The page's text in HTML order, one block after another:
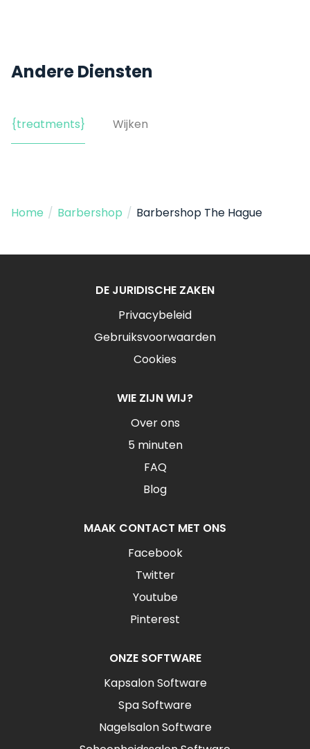
Andere Diensten
{treatments} Wijken
Home / Barbershop / Barbershop The Hague
DE JURIDISCHE ZAKEN
Privacybeleid
Gebruiksvoorwaarden
Cookies
WIE ZIJN WIJ?
Over ons
5 minuten
FAQ
Blog
MAAK CONTACT MET ONS
Facebook
Twitter
Youtube
Pinterest
ONZE SOFTWARE
Kapsalon Software
Spa Software
Nagelsalon Software